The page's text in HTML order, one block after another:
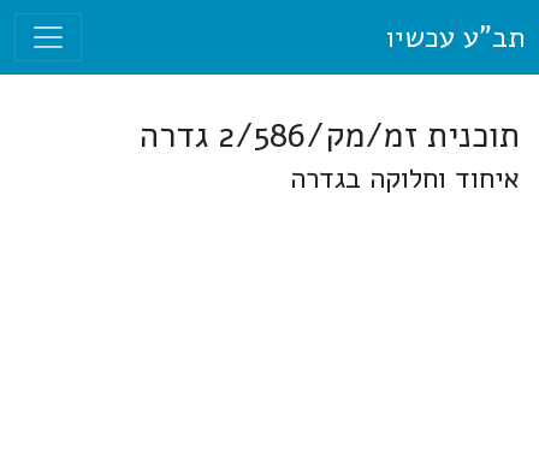
תב"ע עכשיו
תוכנית זמ/מק/2/586 גדרה
איחוד וחלוקה בגדרה